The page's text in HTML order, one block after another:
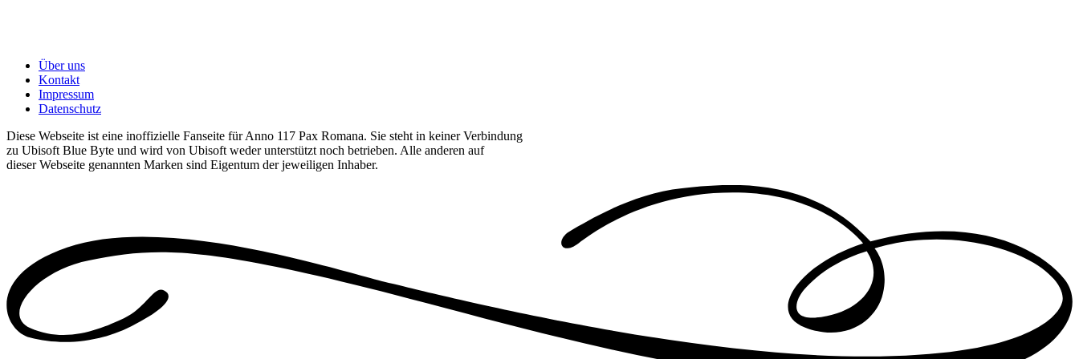
Über uns
Kontakt
Impressum
Datenschutz
Diese Webseite ist eine inoffizielle Fanseite für Anno 117 Pax Romana. Sie steht in keiner Verbindung
zu Ubisoft Blue Byte und wird von Ubisoft weder unterstützt noch betrieben. Alle anderen auf
dieser Webseite genannten Marken sind Eigentum der jeweiligen Inhaber.